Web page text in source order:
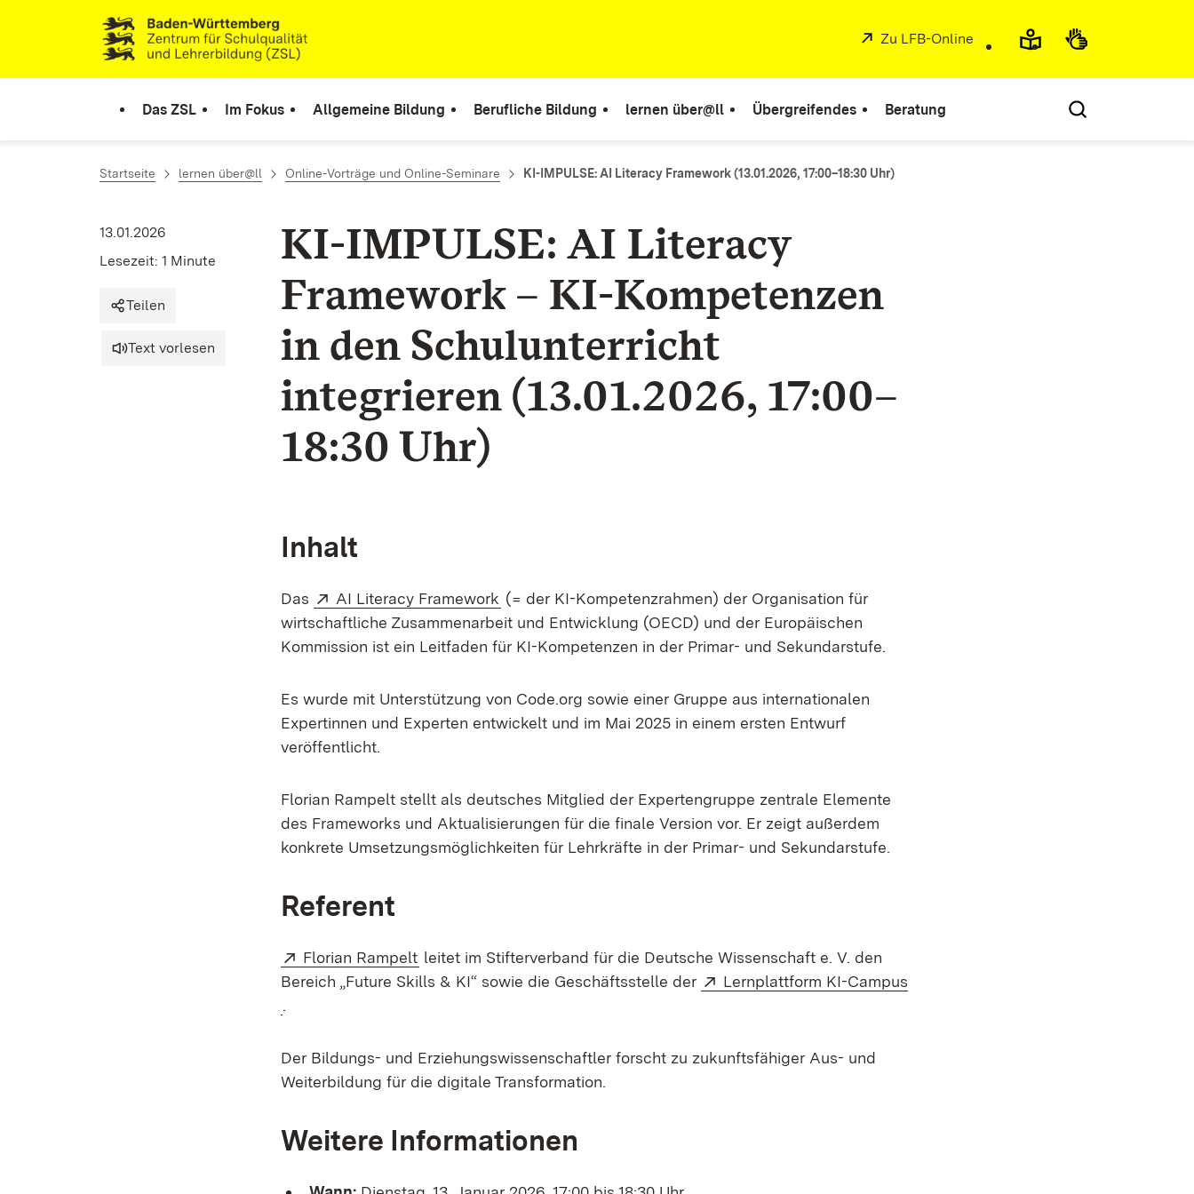
Zum Inhalt springen
Link zur Startseite
Extern:
Zu LFB-Online (Öffnet in neuem Fenster)
Das ZSL Im Fokus Allgemeine Bildung Berufliche Bildung lernen über@ll Übergreifendes Beratung
Startseite lernen über@ll Online-Vorträge und Online-Seminare KI-IMPULSE: AI Literacy Framework (13.01.2026, 17:00–18:30 Uhr)
KI-IMPULSE: AI Literacy
Framework – KI-Kompetenzen
in den Schulunterricht
integrieren (13.01.2026, 17:00–
18:30 Uhr)
13.01.2026
Lesezeit: 1 Minute
Teilen
Text vorlesen
Inhalt
Das Extern:
AI Literacy Framework (Öffnet in neuem Fenster)
(= der KI-Kompetenzrahmen) der Organisation für
wirtschaftliche Zusammenarbeit und Entwicklung (OECD) und der Europäischen
Kommission ist ein Leitfaden für KI-Kompetenzen in der Primar- und Sekundarstufe.
Es wurde mit Unterstützung von Code.org sowie einer Gruppe aus internationalen
Expertinnen und Experten entwickelt und im Mai 2025 in einem ersten Entwurf
veröffentlicht.
Florian Rampelt stellt als deutsches Mitglied der Expertengruppe zentrale Elemente
des Frameworks und Aktualisierungen für die finale Version vor. Er zeigt außerdem
konkrete Umsetzungsmöglichkeiten für Lehrkräfte in der Primar- und Sekundarstufe.
Referent
Extern:
Florian Rampelt (Öffnet in neuem Fenster)
leitet im Stifterverband für die Deutsche Wissenschaft e. V. den
Bereich „Future Skills & KI“ sowie die Geschäftsstelle der
Extern:
Lernplattform KI-Campus
.
Der Bildungs- und Erziehungswissenschaftler forscht zu zukunftsfähiger Aus- und
Weiterbildung für die digitale Transformation.
Weitere Informationen